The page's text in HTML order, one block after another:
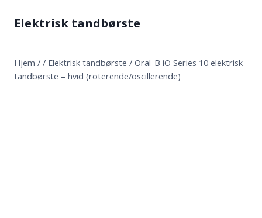
Elektrisk tandbørste
Hjem / / Elektrisk tandbørste / Oral-B iO Series 10 elektrisk
tandbørste – hvid (roterende/oscillerende)